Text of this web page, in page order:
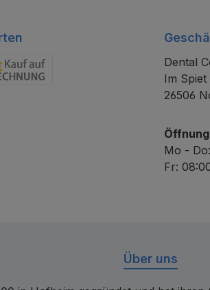
Dental
Im Spiet
26506
Mo -
Fr:
Über uns